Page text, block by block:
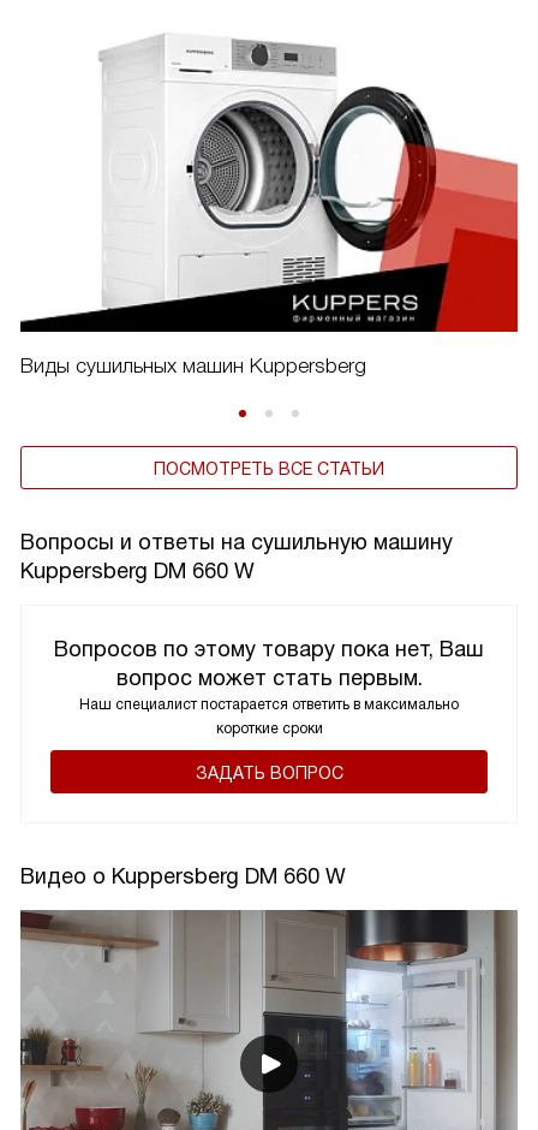
Виды сушильных машин Kuppersberg
ПОСМОТРЕТЬ ВСЕ СТАТЬИ
Вопросы и ответы на сушильную машину
Kuppersberg DM 660 W
Вопросов по этому товару пока нет, Ваш
вопрос может стать первым.
Наш специалист постарается ответить в максимально
короткие сроки
ЗАДАТЬ ВОПРОС
Видео о Kuppersberg DM 660 W